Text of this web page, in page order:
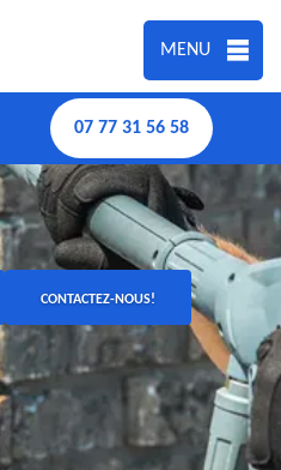
MENU
07 77 31 56 58
CONTACTEZ-NOUS!